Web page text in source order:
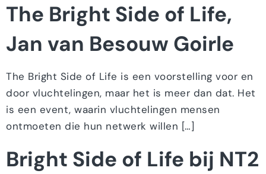
The Bright Side of Life,
Jan van Besouw Goirle
The Bright Side of Life is een voorstelling voor en
door vluchtelingen, maar het is meer dan dat. Het
is een event, waarin vluchtelingen mensen
ontmoeten die hun netwerk willen […]
Bright Side of Life bij NT2